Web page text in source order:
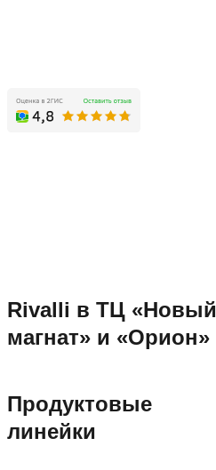
Продуктовые
линейки
Rivalli в ТЦ «Новый
магнат» и «Орион»